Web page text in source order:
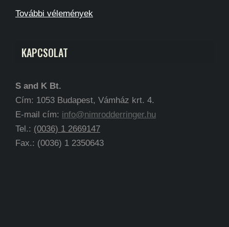
További vélemények
KAPCSOLAT
S and K Bt.
Cím: 1053 Budapest, Vámház krt. 4.
E-mail cím: info@nimrodderringer.hu
Tel.: (0036) 1 2669147
Fax.: (0036) 1 2350643